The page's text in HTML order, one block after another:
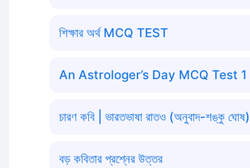
শিক্ষার অর্থ MCQ TEST
An Astrologer’s Day MCQ Test 1
চারণ কবি | ভারতভাষা রাতও (অনুবাদ-শঙ্কু ঘোষ)
বড় কবিতার প্রশ্নের উত্তর